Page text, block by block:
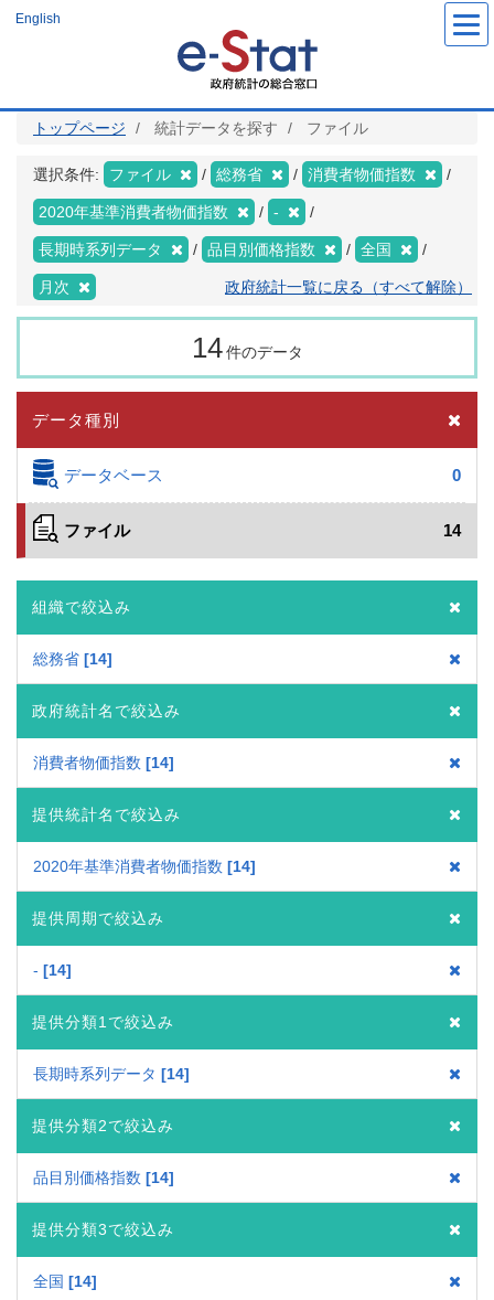
ツ
English
トップページ 統計データを探す ファイル
選択条件: ファイル 総務省 消費者物価指数
2020年基準消費者物価指数 -
長期時系列データ 品目別価格指数 全国
月次 政府統計一覧に戻る（すべて解除）
14 件のデータ
データ種別
データベース 0
ファイル 14
組織で絞込み
総務省 14
政府統計名で絞込み
消費者物価指数 14
提供統計名で絞込み
2020年基準消費者物価指数 14
提供周期で絞込み
- 14
提供分類1で絞込み
長期時系列データ 14
提供分類2で絞込み
品目別価格指数 14
提供分類3で絞込み
全国 14